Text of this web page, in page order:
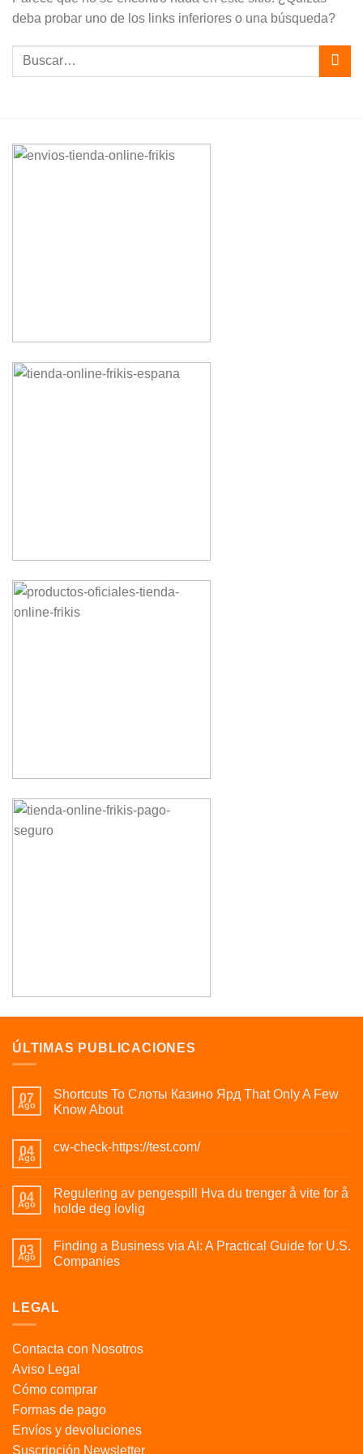
deba probar uno de los links inferiores o una búsqueda?
ÚLTIMAS PUBLICACIONES
07
Ago
Shortcuts To Слоты Казино Ярд That Only A Few
Know About
04
Ago
cw-check-https://test.com/
04
Ago
Regulering av pengespill Hva du trenger å vite for å
holde deg lovlig
03
Ago
Finding a Business via AI: A Practical Guide for U.S.
Companies
LEGAL
Contacta con Nosotros
Aviso Legal
Cómo comprar
Formas de pago
Envíos y devoluciones
Suscripción Newsletter